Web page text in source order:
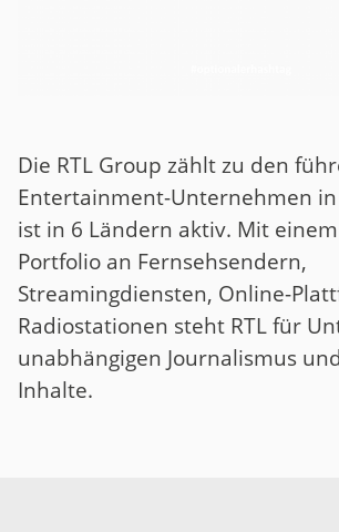
Die RTL Group zählt zu den
Entertainment-Unternehmen
ist in 6 Ländern aktiv. Mit
Portfolio an Fernsehsendern,
Streamingdiensten, Online-
Radiostationen steht RTL für
unabhängigen Journalismus
Inhalte.